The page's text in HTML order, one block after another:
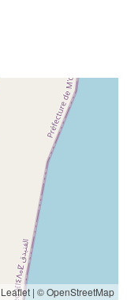
Leaflet| © OpenStreetMap